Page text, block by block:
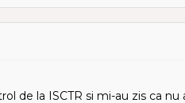
de la ISCTR si mi-au zis ca